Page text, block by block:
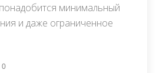
минимальный
и даже ограниченное
0